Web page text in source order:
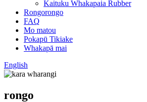
Kaituku Whakapaia Rubber
Rongorongo
FAQ
Mo matou
Pokapū Tikiake
Whakapā mai
English
rongo